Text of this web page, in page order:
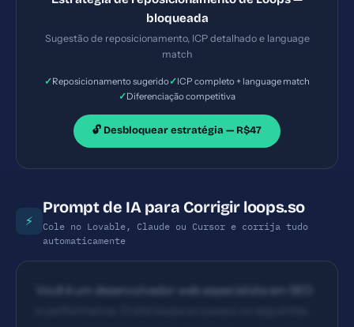
bloqueada
Sugestão de reposicionamento, ICP detalhado e language
match
✓Reposicionamento sugerido✓ICP completo + language match
✓Diferenciação competitiva
🔓 Desbloquear estratégia — R$47
⚡
Prompt de IA para Corrigir loops.so
Cole no Lovable, Claude ou Cursor e corrija tudo
automaticamente
Você é um desenvolvedor web especialista em SEO